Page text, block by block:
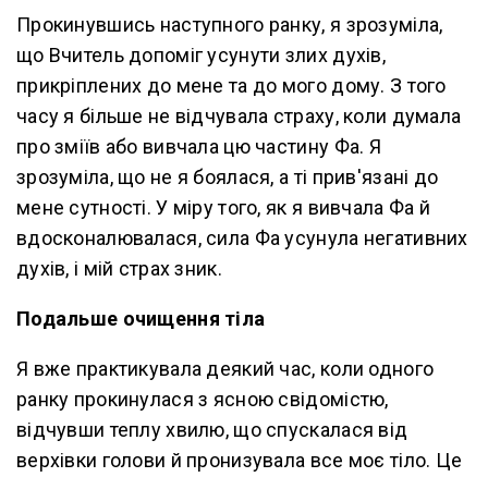
Прокинувшись наступного ранку, я зрозуміла,
що Вчитель допоміг усунути злих духів,
прикріплених до мене та до мого дому. З того
часу я більше не відчувала страху, коли думала
про зміїв або вивчала цю частину Фа. Я
зрозуміла, що не я боялася, а ті прив'язані до
мене сутності. У міру того, як я вивчала Фа й
вдосконалювалася, сила Фа усунула негативних
духів, і мій страх зник.
Подальше очищення тіла
Я вже практикувала деякий час, коли одного
ранку прокинулася з ясною свідомістю,
відчувши теплу хвилю, що спускалася від
верхівки голови й пронизувала все моє тіло. Це